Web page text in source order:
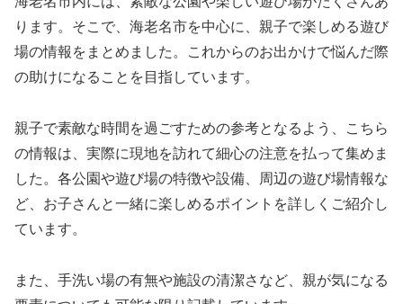
ります。そこで、海老名市を中心に、親子で楽しめる遊び
場の情報をまとめました。これからのお出かけで悩んだ際
の助けになることを目指しています。
親子で素敵な時間を過ごすための参考となるよう、こちら
の情報は、実際に現地を訪れて細心の注意を払って集めま
した。各公園や遊び場の特徴や設備、周辺の遊び場情報な
ど、お子さんと一緒に楽しめるポイントを詳しくご紹介し
ています。
また、手洗い場の有無や施設の清潔さなど、親が気になる